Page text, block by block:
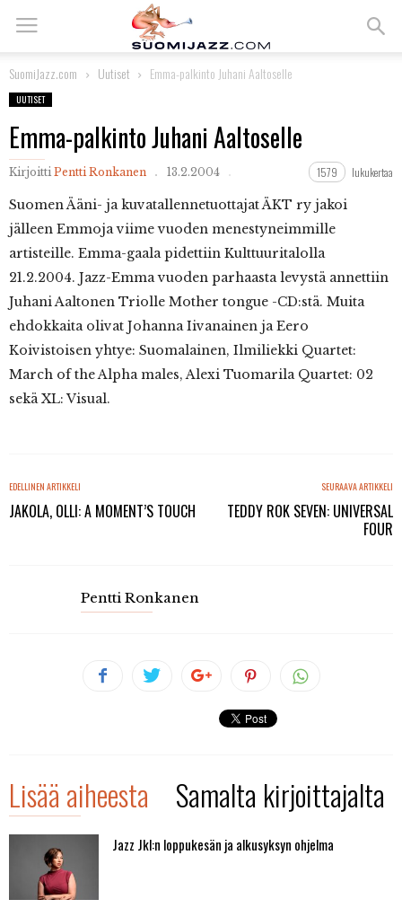
SuomiJazz.com Uutiset Emma-palkinto Juhani Aaltoselle
UUTISET
Emma-palkinto Juhani Aaltoselle
Kirjoitti Pentti Ronkanen 13.2.2004 1579 lukukertaa
SuomenÄäni- ja kuvatallennetuottajat ÄKT ry jakoi
jälleen Emmoja viime vuoden menestyneimmille
artisteille. Emma-gaala pidettiin Kulttuuritalolla
21.2.2004. Jazz-Emma vuoden parhaasta levystä annettiin
Juhani Aaltonen Triolle Mother tongue -CD:stä. Muita
ehdokkaita olivat Johanna Iivanainen ja Eero
Koivistoisen yhtye: Suomalainen, Ilmiliekki Quartet:
March of the Alpha males, Alexi Tuomarila Quartet: 02
sekä XL: Visual.
EDELLINEN ARTIKKELI
JAKOLA, OLLI: A MOMENT’S TOUCH
SEURAAVA ARTIKKELI
TEDDY ROK SEVEN: UNIVERSAL
FOUR
Pentti Ronkanen
Lisää aiheesta Samalta kirjoittajalta
Jazz Jkl:n loppukesän ja alkusyksyn ohjelma